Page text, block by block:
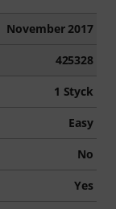
November 2017
425328
1 Styck
Easy
No
Yes